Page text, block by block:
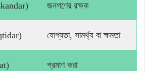
জনগণের রক্ষক
যোগ্যতা, সামর্থ্য বা ক্ষমতা
প্রমাণ করা